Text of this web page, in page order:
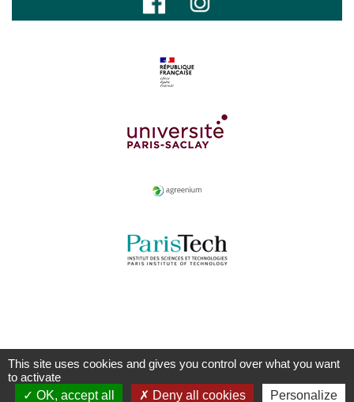
This site uses cookies and gives you control over what you want
to activate
OK, accept all
Deny all cookies Personalize